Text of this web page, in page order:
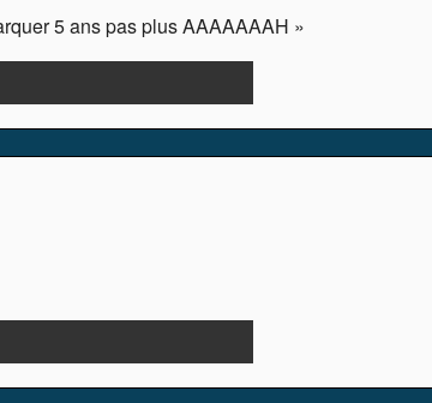
5 ans pas plus AAAAAAAH »